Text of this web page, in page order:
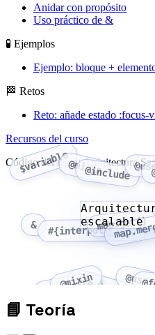
Anidar con propósito
Uso práctico de &
🧪 Ejemplos
Ejemplo: bloque +
🏁 Retos
Reto: añade estado :focus-
Recursos del curso
Código del tema: Arquitectura
$variable@mixin@include
& #{interpolation}
map.get()
$variable
@mixin@include @use
escalable
📘 Teoría